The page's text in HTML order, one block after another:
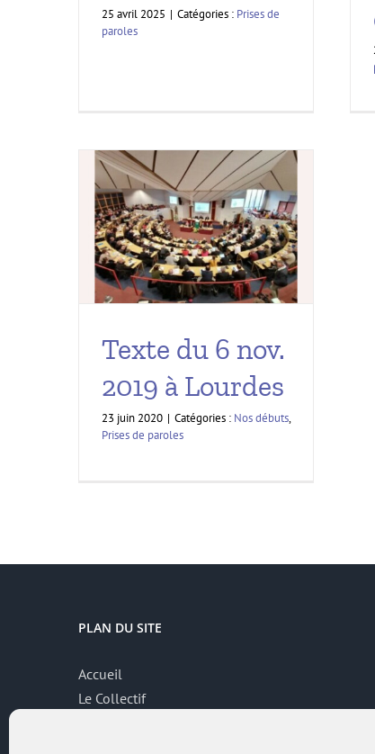
25 avril 2025 | Catégories : Prises de
paroles
Texte du 6 nov.
2019 à Lourdes
23 juin 2020 | Catégories : Nos débuts,
Prises de paroles
PLAN DU SITE
Accueil
Le Collectif